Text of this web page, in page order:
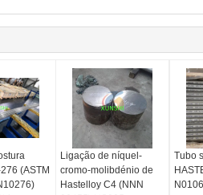
(ASTM
Ligação de níquel-
cromo-molibdénio de
Hastelloy C4 (NNN
Tubo